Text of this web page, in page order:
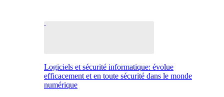
Logiciels et sécurité informatique: évolue
efficacement et en toute sécurité dans le monde
numérique